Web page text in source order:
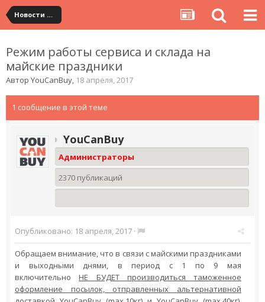
Новости сервиса
Режим работы сервиса и склада на
майские праздники
Автор YouCanBuy, 18 апреля, 2017
1 сообщение в этой теме
YouCanBuy
Администраторы
2370 публикаций
Опубликовано: 18 апреля, 2017 ·
Обращаем внимание, что в связи с майскими праздниками
и выходными днями, в период с 1 по 9 мая
включительноНЕ БУДЕТ производиться таможенное
оформление посылок, отправленных альтернативной